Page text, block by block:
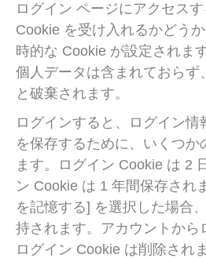
ログイン ページにアクセス
Cookie を受け入れるかどう
時的な Cookie が設定されま
個人データは含まれておらず
と破棄されます。
ログインすると、ログイン情
を保存するために、いくつ
ます。ログイン Cookie は 2
ン Cookie は 1 年間保存され
を記憶する] を選択した場合
持されます。アカウントから
ログイン Cookie は削除されま